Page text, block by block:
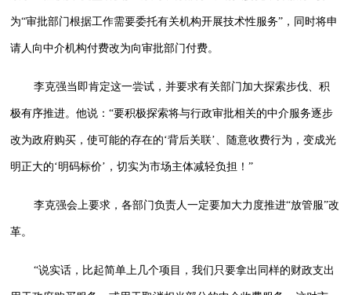
为“审批部门根据工作需要委托有关机构开展技术性服务”，同时将申
请人向中介机构付费改为向审批部门付费。
李克强当即肯定这一尝试，并要求有关部门加大探索步伐、积
极有序推进。他说：“要积极探索将与行政审批相关的中介服务逐步
改为政府购买，使可能的存在的‘背后关联’、随意收费行为，变成光
明正大的‘明码标价’，切实为市场主体减轻负担！”
李克强会上要求，各部门负责人一定要加大力度推进“放管服”改
革。
“说实话，比起简单上几个项目，我们只要拿出同样的财政支出